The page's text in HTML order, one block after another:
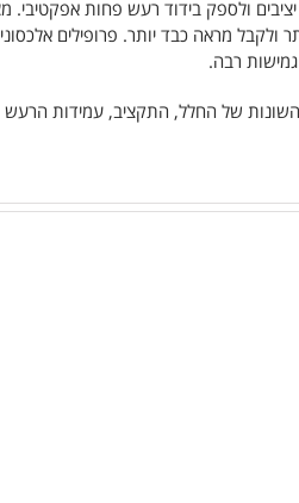
ולספק בידוד רעש פחות אפקטיבי.
ולקבל מראה כבד יותר. פרופילים
גמישות רבה.
של החלל, התקציב, עמידות הרעש